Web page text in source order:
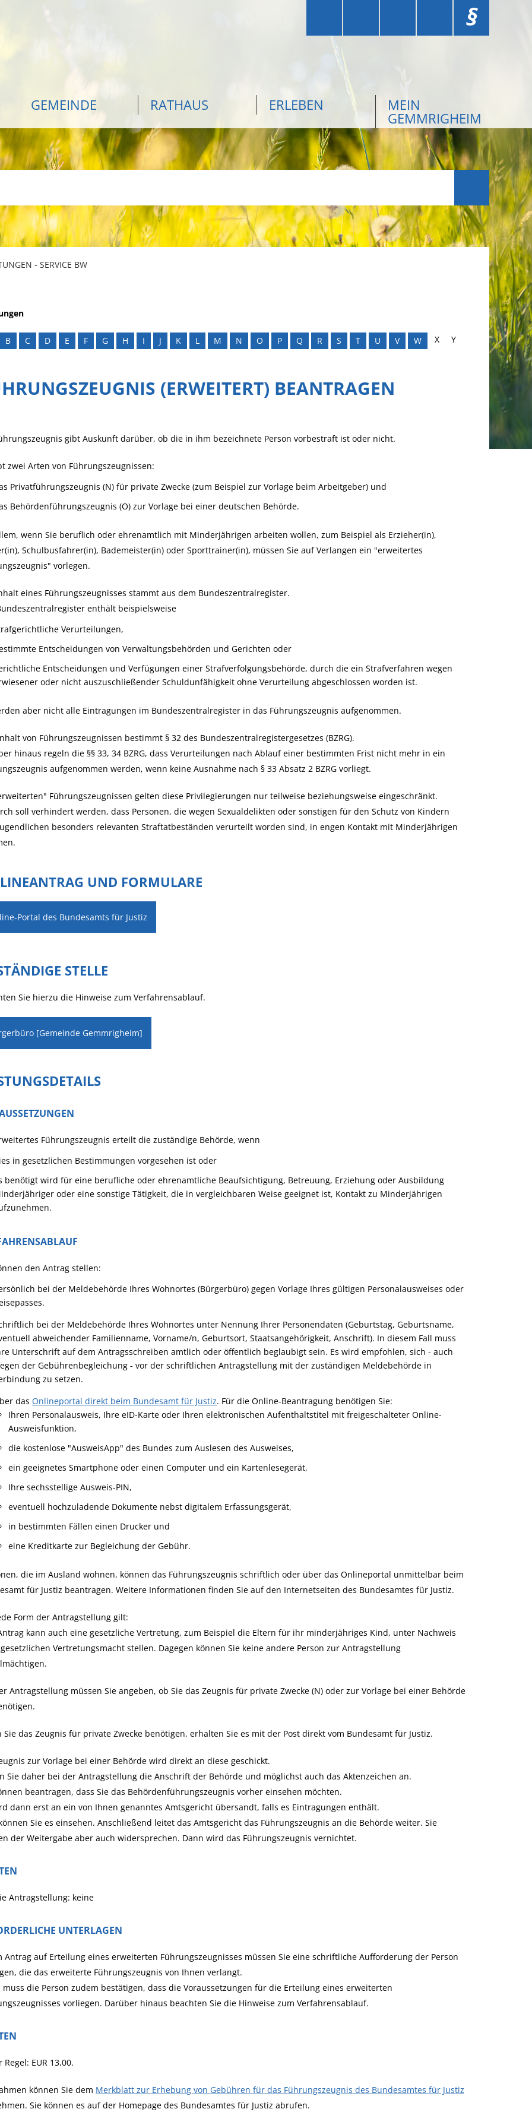
§
GEMEINDE RATHAUS ERLEBEN MEIN
GEMMRIGHEIM
- SERVICE BW
B C D E F G H I J K L M N O P Q R S T U V W X
Y
(ERWEITERT) BEANTRAGEN
gibt Auskunft darüber, ob die in ihm bezeichnete Person vorbestraft ist oder nicht.
zwei Arten von Führungszeugnissen:
Privatführungszeugnis (N) für private Zwecke (zum Beispiel zur Vorlage beim Arbeitgeber) und
Behördenführungszeugnis (O) zur Vorlage bei einer deutschen Behörde.
wenn Sie beruflich oder ehrenamtlich mit Minderjährigen arbeiten wollen, zum Beispiel als Erzieher(in),
Schulbusfahrer(in), Bademeister(in) oder Sporttrainer(in), müssen Sie auf Verlangen ein "erweitertes
vorlegen.
eines Führungszeugnisses stammt aus dem Bundeszentralregister.
enthält beispielsweise
Verurteilungen,
Entscheidungen von Verwaltungsbehörden und Gerichten oder
Entscheidungen und Verfügungen einer Strafverfolgungsbehörde, durch die ein Strafverfahren wegen
oder nicht auszuschließender Schuldunfähigkeit ohne Verurteilung abgeschlossen worden ist.
aber nicht alle Eintragungen im Bundeszentralregister in das Führungszeugnis aufgenommen.
von Führungszeugnissen bestimmt § 32 des Bundeszentralregistergesetzes (BZRG).
hinaus regeln die §§ 33, 34 BZRG, dass Verurteilungen nach Ablauf einer bestimmten Frist nicht mehr in ein
aufgenommen werden, wenn keine Ausnahme nach § 33 Absatz 2 BZRG vorliegt.
Führungszeugnissen gelten diese Privilegierungen nur teilweise beziehungsweise eingeschränkt.
soll verhindert werden, dass Personen, die wegen Sexualdelikten oder sonstigen für den Schutz von Kindern
besonders relevanten Straftatbeständen verurteilt worden sind, in engen Kontakt mit Minderjährigen
UND FORMULARE
Portal des Bundesamts für Justiz
STELLE
Sie hierzu die Hinweise zum Verfahrensablauf.
[Gemeinde Gemmrigheim]
Führungszeugnis erteilt die zuständige Behörde, wenn
in gesetzlichen Bestimmungen vorgesehen ist oder
benötigt wird für eine berufliche oder ehrenamtliche Beaufsichtigung, Betreuung, Erziehung oder Ausbildung
oder eine sonstige Tätigkeit, die in vergleichbaren Weise geeignet ist, Kontakt zu Minderjährigen
den Antrag stellen:
bei der Meldebehörde Ihres Wohnortes (Bürgerbüro) gegen Vorlage Ihres gültigen Personalausweises oder
bei der Meldebehörde Ihres Wohnortes unter Nennung Ihrer Personendaten (Geburtstag, Geburtsname,
abweichender Familienname, Vorname/n, Geburtsort, Staatsangehörigkeit, Anschrift). In diesem Fall muss
Unterschrift auf dem Antragsschreiben amtlich oder öffentlich beglaubigt sein. Es wird empfohlen, sich - auch
der Gebührenbegleichung - vor der schriftlichen Antragstellung mit der zuständigen Meldebehörde in
zu setzen.
dasOnlineportal direkt beim Bundesamt für Justiz. Für die Online-Beantragung benötigen Sie:
Ihren Personalausweis, Ihre eID-Karte oder Ihren elektronischen Aufenthaltstitel mit freigeschalteter Online-
Ausweisfunktion,
die kostenlose "AusweisApp" des Bundes zum Auslesen des Ausweises,
ein geeignetes Smartphone oder einen Computer und ein Kartenlesegerät,
Ihre sechsstellige Ausweis-PIN,
eventuell hochzuladende Dokumente nebst digitalem Erfassungsgerät,
in bestimmten Fällen einen Drucker und
eine Kreditkarte zur Begleichung der Gebühr.
die im Ausland wohnen, können das Führungszeugnis schriftlich oder über das Onlineportal unmittelbar beim
für Justiz beantragen. Weitere Informationen finden Sie aufden Internetseiten des Bundesamtes für Justiz.
Form der Antragstellung gilt:
kann auch eine gesetzliche Vertretung, zum Beispiel die Eltern für ihr minderjähriges Kind, unter Nachweis
Vertretungsmacht stellen. Dagegen können Sie keine andere Person zur Antragstellung
Antragstellung müssen Sie angeben, ob Sie das Zeugnis für private Zwecke (N) oder zur Vorlage bei einer Behörde
Sie das Zeugnis für private Zwecke benötigen, erhalten Sie es mit der Post direkt vom Bundesamt für Justiz.
zur Vorlage bei einer Behörde wird direkt an diese geschickt.
Sie daher bei der Antragstellung die Anschrift der Behörde und möglichst auch das Aktenzeichen an.
beantragen, dass Sie das Behördenführungszeugnis vorher einsehen möchten.
dann erst an ein von Ihnen genanntes Amtsgericht übersandt, falls es Eintragungen enthält.
Sie es einsehen. Anschließend leitet das Amtsgericht das Führungszeugnis an die Behörde weiter. Sie
der Weitergabe aber auch widersprechen. Dann wird das Führungszeugnis vernichtet.
Antragstellung: keine
UNTERLAGEN
Antrag auf Erteilung eines erweiterten Führungszeugnisses müssen Sie eine schriftliche Aufforderung der Person
die das erweiterte Führungszeugnis von Ihnen verlangt.
muss die Person zudem bestätigen, dass die Voraussetzungen für die Erteilung eines erweiterten
vorliegen. Darüber hinaus beachten Sie die Hinweise zum Verfahrensablauf.
Regel: EUR 13,00.
können Sie dem Merkblatt zur Erhebung von Gebühren für das Führungszeugnis des Bundesamtes für Justiz
Sie können es auf der Homepage des Bundesamtes für Justiz abrufen.